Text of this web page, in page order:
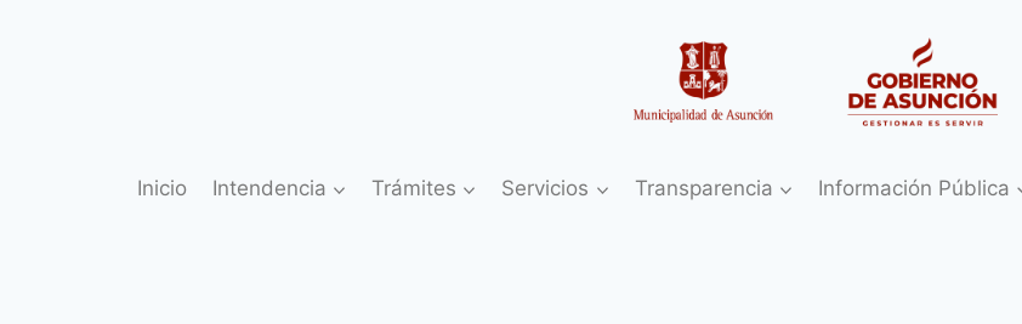
Inicio Intendencia Trámites Servicios Transparencia Información Pública